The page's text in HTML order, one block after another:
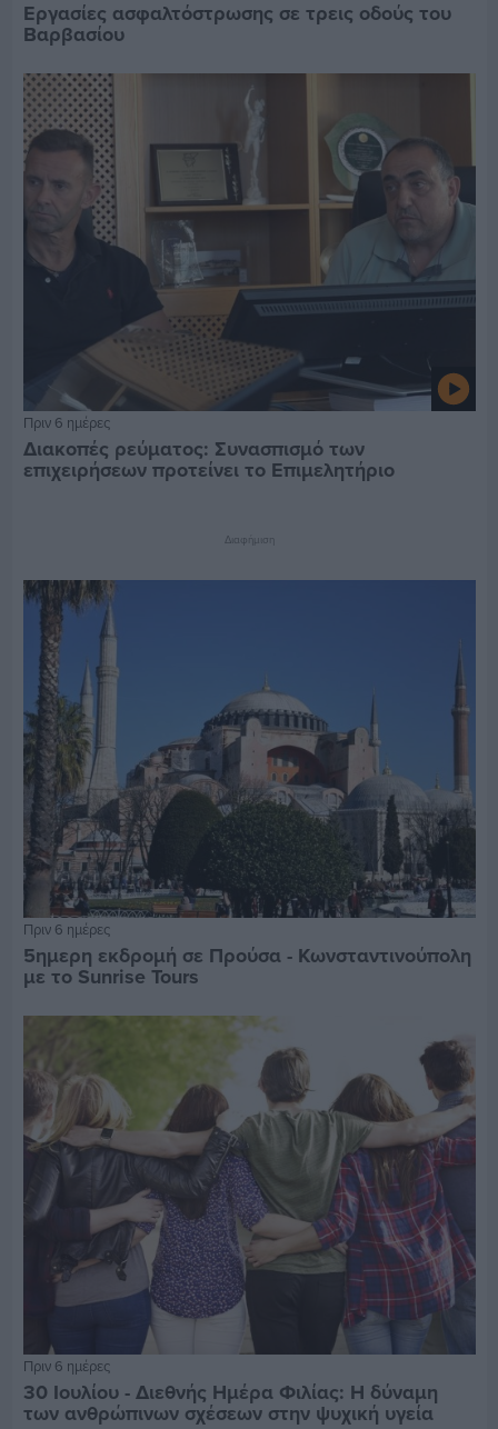
Εργασίες ασφαλτόστρωσης σε τρεις οδούς του
Βαρβασίου
Πριν 6 ημέρες
Διακοπές ρεύματος: Συνασπισμό των
επιχειρήσεων προτείνει το Επιμελητήριο
Διαφήμιση
Πριν 6 ημέρες
5ημερη εκδρομή σε Προύσα - Κωνσταντινούπολη
με το Sunrise Tours
Πριν 6 ημέρες
30 Ιουλίου - Διεθνής Ημέρα Φιλίας: Η δύναμη
των ανθρώπινων σχέσεων στην ψυχική υγεία